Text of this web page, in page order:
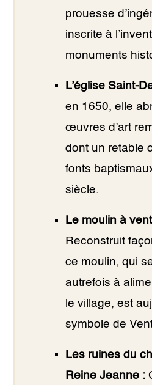
prouesse
inscrite à
monuments
L’église Saint-
en 1650, elle
œuvres d’art
dont un retable
fonts
siècle.
Le moulin à
Reconstruit
ce moulin, qui
autrefois à
le village, est
symbole de
Les ruines du
Reine Jeanne :